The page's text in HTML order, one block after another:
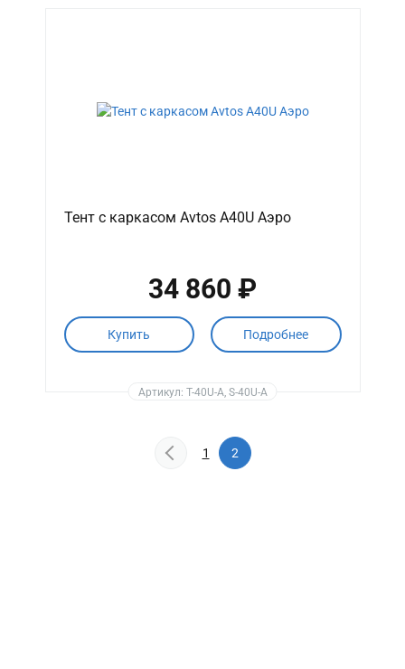
Тент с каркасом Avtos A40U Аэро
34 860 ₽
Купить Подробнее
Артикул: T-40U-A, S-40U-A
1 2